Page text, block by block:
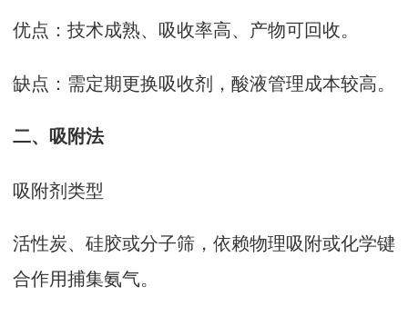
优点‌：技术成熟、吸收率高、产物可回收‌。
缺点‌：需定期更换吸收剂，酸液管理成本较高‌。
二、‌吸附法‌
吸附剂类型‌
活性炭、硅胶或分子筛，依赖物理吸附或化学键
合作用捕集氨气‌。